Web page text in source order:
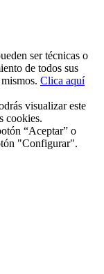
ser técnicas o
de todos sus
Clica aquí
visualizar este
cookies.
“Aceptar” o
"Configurar".